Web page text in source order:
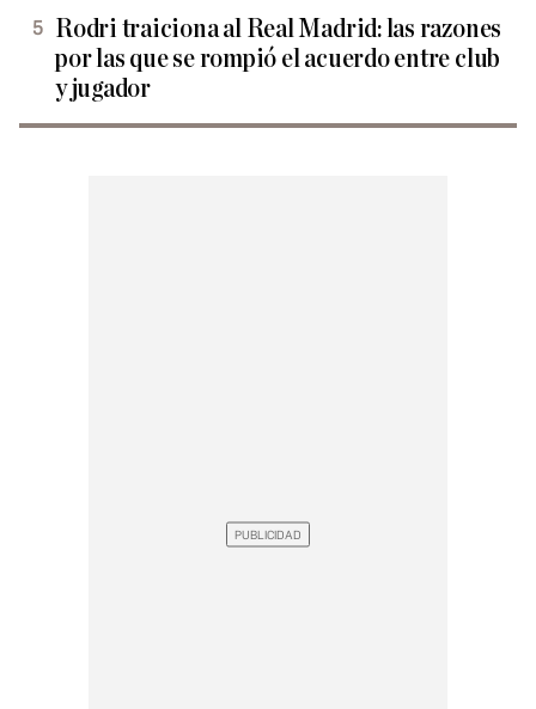
Rodri traiciona al Real Madrid: las razones
por las que se rompió el acuerdo entre club
y jugador